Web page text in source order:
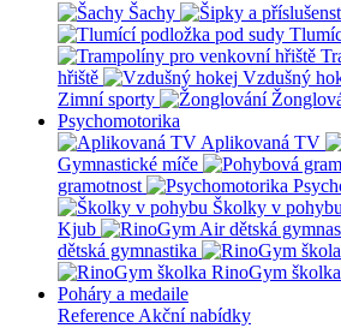
Šachy
hřiště
Vzdušný
Zimní sporty
Psychomotorika
Aplikovaná TV
Gymnastické míče
gramotnost
Školky v pohybu
Kjub
dětská gymnastika
RinoGym školka
Poháry a medaile
Reference Akční nabídky